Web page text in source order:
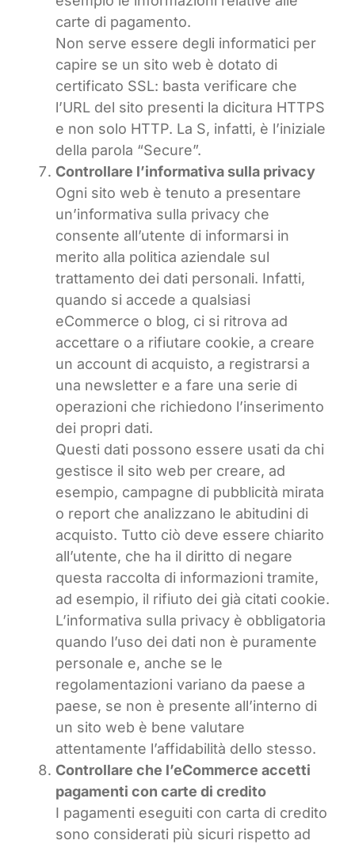
carte di pagamento.
Non serve essere degli informatici per
capire se un sito web è dotato di
certificato SSL: basta verificare che
l’URL del sito presenti la dicitura HTTPS
e non solo HTTP. La S, infatti, è l’iniziale
della parola “Secure”.
Controllare l’informativa sulla privacy
Ogni sito web è tenuto a presentare
un’informativa sulla privacy che
consente all’utente di informarsi in
merito alla politica aziendale sul
trattamento dei dati personali. Infatti,
quando si accede a qualsiasi
eCommerce o blog, ci si ritrova ad
accettare o a rifiutare cookie, a creare
un account di acquisto, a registrarsi a
una newsletter e a fare una serie di
operazioni che richiedono l’inserimento
dei propri dati.
Questi dati possono essere usati da chi
gestisce il sito web per creare, ad
esempio, campagne di pubblicità mirata
o report che analizzano le abitudini di
acquisto. Tutto ciò deve essere chiarito
all’utente, che ha il diritto di negare
questa raccolta di informazioni tramite,
ad esempio, il rifiuto dei già citati cookie.
L’informativa sulla privacy è obbligatoria
quando l’uso dei dati non è puramente
personale e, anche se le
regolamentazioni variano da paese a
paese, se non è presente all’interno di
un sito web è bene valutare
attentamente l’affidabilità dello stesso.
Controllare che l’eCommerce accetti
pagamenti con carte di credito
I pagamenti eseguiti con carta di credito
sono considerati più sicuri rispetto ad